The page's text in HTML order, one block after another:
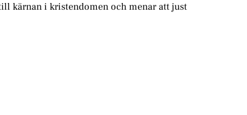
kärnan i kristendomen och menar att just